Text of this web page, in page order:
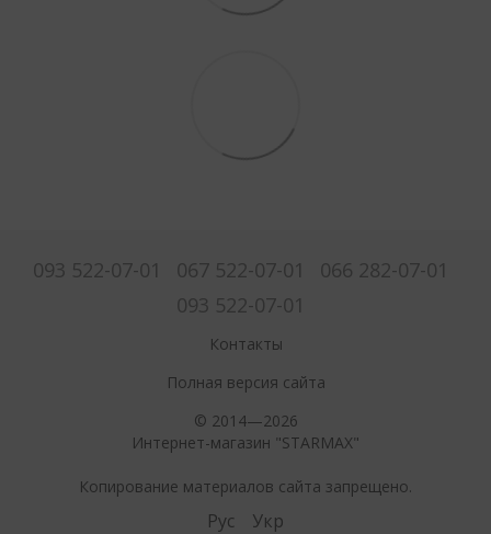
093 522-07-01 067 522-07-01
066 282-07-01
093 522-07-01
Контакты
Полная версия сайта
© 2014—2026
Интернет-магазин "STARMAX"
Копирование материалов сайта запрещено.
Рус Укр